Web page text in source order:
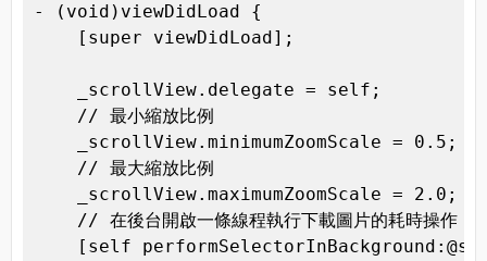
- (void)viewDidLoad {
    [super viewDidLoad];
    _scrollView.delegate = self;
    // 最小縮放比例
    _scrollView.minimumZoomScale = 0.5;
    // 最大縮放比例
    _scrollView.maximumZoomScale = 2.0;
    // 在後台開啟一條線程執行下載圖片的耗時操作
[self